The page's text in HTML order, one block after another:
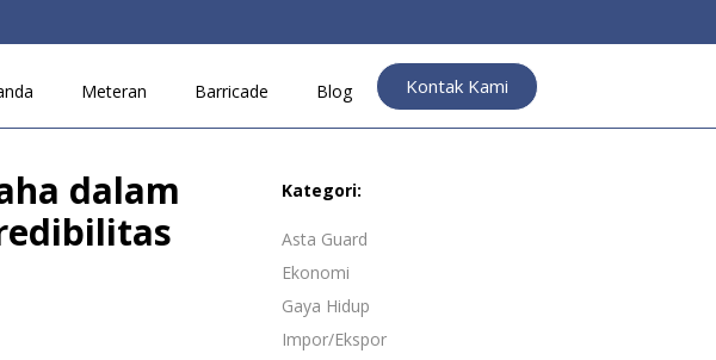
Meteran Barricade Blog Kontak Kami
Kategori:
Asta Guard
Ekonomi
Gaya Hidup
Impor/Ekspor
dalam